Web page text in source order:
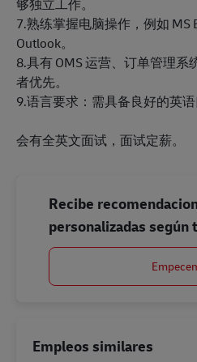
够独立工作。
7.熟练掌握电脑操作，例如 MS
Outlook。
8.具有 OMS 运营、订单管理
者优先。
9.语言要求：需具备良好的英语
会有全英文面试，面试定薪。
Recibe
personalizadas
Empleos similares